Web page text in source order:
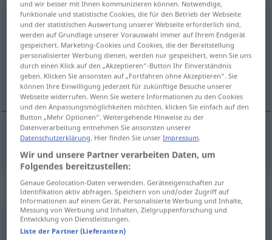
aufscheuchen
Übersicht aller Übersetzungen
(Für mehr Details die Übersetzung anklicken/antippen)
styggja, fæla á fætur
styggja, fælaáfætur aufscheuchen
Synonyme für "aufscheuchen"
aufwecken,elektrisieren (ugs.)
und wir besser mit Ihnen kommunizieren können. Notwendige,
funktionale und statistische Cookies, die für den Betrieb der Webseite
und der statistischen Auswertung unserer Webseite erforderlich sind,
werden auf Grundlage unserer Vorauswahl immer auf Ihrem Endgerät
gespeichert. Marketing-Cookies und Cookies, die der Bereitstellung
personalisierter Werbung dienen, werden nur gespeichert, wenn Sie uns
durch einen Klick auf den „Akzeptieren“-Button Ihr Einverständnis
geben. Klicken Sie ansonsten auf „Fortfahren ohne Akzeptieren“. Sie
können Ihre Einwilligung jederzeit für zukünftige Besuche unserer
Webseite widerrufen. Wenn Sie weitere Informationen zu den Cookies
und den Anpassungsmöglichkeiten möchten, klicken Sie einfach auf den
Button „Mehr Optionen“. Weitergehende Hinweise zu der
Datenverarbeitung entnehmen Sie ansonsten unserer
Datenschutzerklärung. Hier finden Sie unserImpressum.
Wir und unsere Partner verarbeiten Daten, um
Folgendes bereitzustellen:
Genaue Geolocation-Daten verwenden. Geräteeigenschaften zur
Identifikation aktiv abfragen. Speichern von und/oder Zugriff auf
Informationen auf einem Gerät. Personalisierte Werbung und Inhalte,
Messung von Werbung und Inhalten, Zielgruppenforschung und
Entwicklung von Dienstleistungen.
Liste der Partner (Lieferanten)